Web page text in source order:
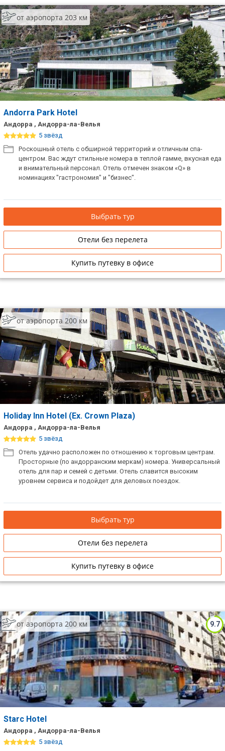
от аэропорта 203 км
Andorra Park Hotel
Андорра , Андорра-ла-Велья
5 звёзд
Роскошный отель с обширной территорий и отличным спа-
центром. Вас ждут стильные номера в теплой гамме, вкусная еда
и внимательный персонал. Отель отмечен знаком «Q» в
номинациях "гастрономия" и "бизнес".
Выбрать тур
Отели без перелета
Купить путевку в офисе
от аэропорта 200 км
Holiday Inn Hotel (Ex. Crown Plaza)
Андорра , Андорра-ла-Велья
5 звёзд
Отель удачно расположен по отношению к торговым центрам.
Просторные (по андорранским меркам) номера. Универсальный
отель для пар и семей с детьми. Отель славится высоким
уровнем сервиса и подойдет для деловых поездок.
Выбрать тур
Отели без перелета
Купить путевку в офисе
9.7
от аэропорта 200 км
Starc Hotel
Андорра , Андорра-ла-Велья
5 звёзд